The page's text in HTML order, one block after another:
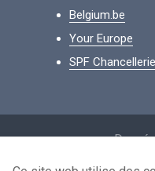
Belgium.be
Your Europe
SPF